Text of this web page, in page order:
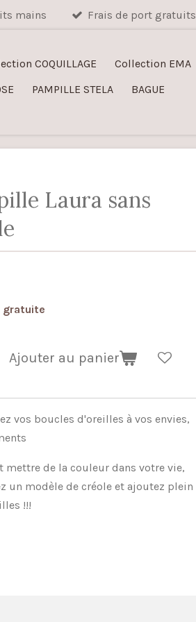
mains Frais de port gratuits
COQUILLAGE
Collection EMA
PAMPILLE STELA
BAGUE
Laura sans
gratuite
Ajouter au panier
vos boucles d'oreilles à vos envies,
mettre de la couleur dans votre vie,
un modèle de créole et ajoutez plein
!!!